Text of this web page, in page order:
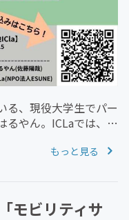
る、現役大学生でパー
るやん。ICLaでは、彼
す。なかなか運動し
もっと見る
モビリティサ